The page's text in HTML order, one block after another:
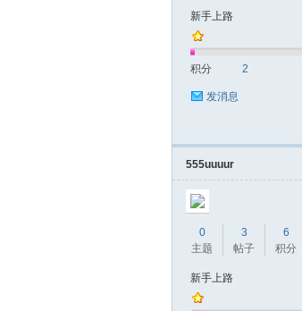
新手上路
积分 2
发消息
555uuuur
0
主题
3
帖子
6
积分
新手上路